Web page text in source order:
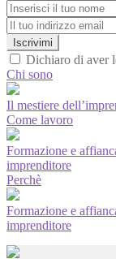
Iscrivimi
Dichiaro di aver
Chi sono
Il mestiere
Come lavoro
Formazione e
imprenditore
Perchè
Formazione e
imprenditore